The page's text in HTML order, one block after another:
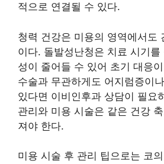
적으로 연결될 수 있다.
청력 건강은 미용의 영역에서도
이다. 돌발성난청은 치료 시기
성이 줄어들 수 있어 초기 대응
수술과 무관하게도 어지럼증이
있다면 이비인후과 상담이 필요
관리와 미용 시술은 같은 건강
져야 한다.
미용 시술 후 관리 팁으로는 코